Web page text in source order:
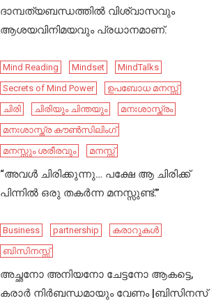
ദാമ്പത്യബന്ധത്തിൽ വിശ്വാസവും
ആശയവിനിമയവും പ്രധാനമാണ്.
Mind Reading Mindset
MindTalks
Secrets of Mind Power
ഉപബോധ മനസ്സ്
ചിരി
ചിരിയും ചിന്തയും
മനഃശാസ്ത്രം
മനഃശാസ്ത്ര കൗൺസിലിംഗ്
മനസ്സും ശരീരവും
മനസ്സ്
“അവൾ ചിരിക്കുന്നു… പക്ഷേ ആ ചിരിക്ക്
പിന്നിൽ ഒരു തകർന്ന മനസ്സുണ്ട്.”
Business partnership
കരാറുകൾ
ബിസിനസ്സ്
അച്ഛനോ അനിയനോ ചേട്ടനോ ആകട്ടെ,
കരാർ നിർബന്ധമായും വേണം |ബിസിനസ്